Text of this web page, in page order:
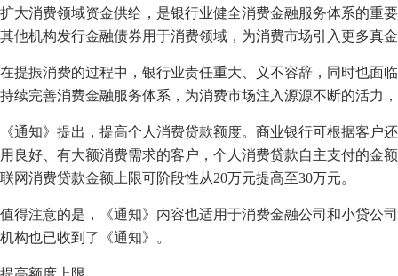
扩大消费领域资金供给，是银行业健全消费金融服务体系的重
其他机构发行金融债券用于消费领域，为消费市场引入更多真
在提振消费的过程中，银行业责任重大、义不容辞，同时也面
持续完善消费金融服务体系，为消费市场注入源源不断的活力
《通知》提出，提高个人消费贷款额度。商业银行可根据客户
用良好、有大额消费需求的客户，个人消费贷款自主支付的金
联网消费贷款金额上限可阶段性从20万元提高至30万元。
值得注意的是，《通知》内容也适用于消费金融公司和小贷公
机构也已收到了《通知》。